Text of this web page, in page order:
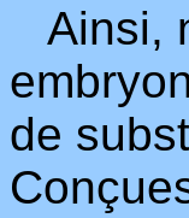
Ainsi,
de